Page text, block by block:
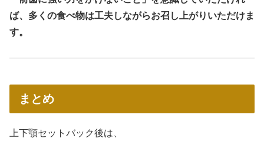
ば、多くの食べ物は工夫しながらお召し上がりいただけま
す。
まとめ
上下顎セットバック後は、